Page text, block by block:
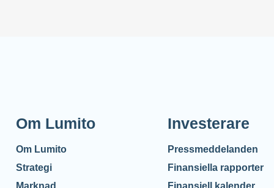
Om Lumito
Om Lumito
Strategi
Marknad
Investerare
Pressmeddelanden
Finansiella rapporter
Finansiell kalender